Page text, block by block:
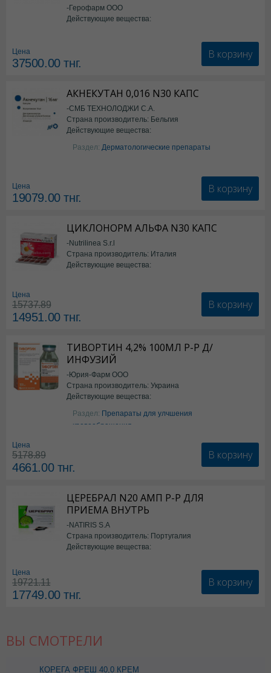
-Герофарм ООО
Действующие вещества:
Цена
37500.00тнг.
В корзину
АКНЕКУТАН 0,016 N30 КАПС
-СМБ ТЕХНОЛОДЖИ С.А.
Страна производитель: Бельгия
Действующие вещества:
Изотретиноин
Раздел: Дерматологические препараты
Цена
19079.00тнг.
В корзину
ЦИКЛОНОРМ АЛЬФА N30 КАПС
-Nutrilinea S.r.l
Страна производитель: Италия
Действующие вещества:
Цена
15737.89
14951.00тнг.
В корзину
ТИВОРТИН 4,2% 100МЛ Р-Р Д/
ИНФУЗИЙ
-Юрия-Фарм ООО
Страна производитель: Украина
Действующие вещества:
Аргинин
Раздел: Препараты для улчшения
кровообращения
Цена
5178.89
4661.00тнг.
В корзину
ЦЕРЕБРАЛ N20 АМП Р-Р ДЛЯ
ПРИЕМА ВНУТРЬ
-NATIRIS S.A
Страна производитель: Португалия
Действующие вещества:
Цена
19721.11
17749.00тнг.
В корзину
ВЫ СМОТРЕЛИ
КОРЕГА ФРЕШ 40,0 КРЕМ